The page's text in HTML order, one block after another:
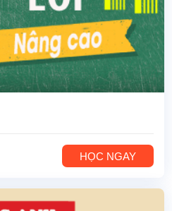
HỌC NGAY